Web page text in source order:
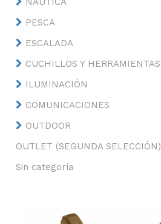
PESCA
ESCALADA
CUCHILLOS Y HERRAMIENTAS
ILUMINACIÓN
COMUNICACIONES
OUTDOOR
OUTLET (SEGUNDA SELECCIÓN)
Sin categoría